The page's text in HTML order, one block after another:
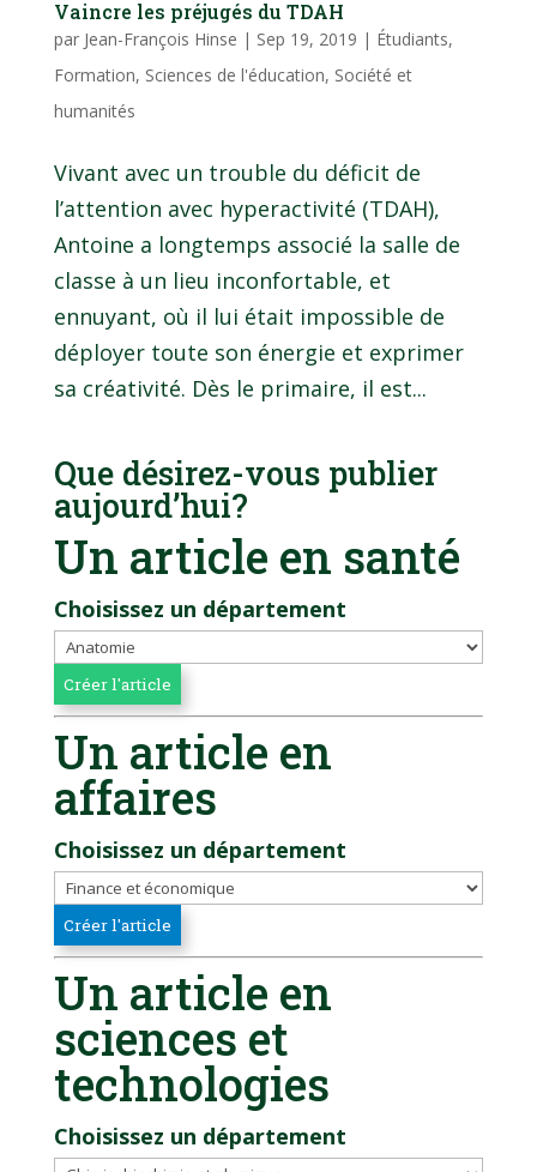
Vaincre les préjugés du TDAH
par Jean-François Hinse | Sep 19, 2019 | Étudiants,
Formation, Sciences de l'éducation, Société et
humanités
Vivant avec un trouble du déficit de
l’attention avec hyperactivité (TDAH),
Antoine a longtemps associé la salle de
classe à un lieu inconfortable, et
ennuyant, où il lui était impossible de
déployer toute son énergie et exprimer
sa créativité. Dès le primaire, il est...
Que désirez-vous publier
aujourd’hui?
Un article en santé
Choisissez un département
Un article en
affaires
Choisissez un département
Un article en
sciences et
technologies
Choisissez un département